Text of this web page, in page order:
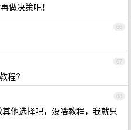
做决策吧！
66
67
程?
68
他选择吧，没啥教程，我就只